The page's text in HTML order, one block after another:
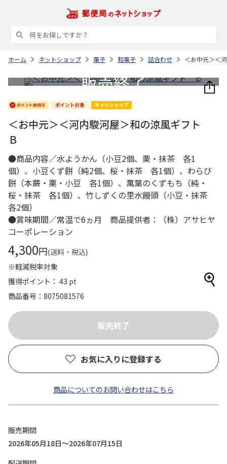
ホーム ネットショップ 菓子 和菓子 詰合わせ ＜お中元＞＜
＜お中元＞＜河内駿河屋＞和の涼風ギフト
Ｂ
●商品内容／水ようかん（小豆2個、栗・抹茶 各1
個）、小豆くず餅（純2個、桜・抹茶 各1個）、わらび
餅（本蕨・栗・小豆 各1個）、萬葉のくずもち（純・
桜・抹茶 各1個）、竹しずくの里水饅頭（小豆・抹茶
各2個）
●賞味期間／常温で6ヵ月 商品提供者：（株）アサヒヤ
コーポレーション
4,300円(送料・税込)
※軽減税率対象
獲得ポイント： 43 pt
商品番号
8075081576
お気に入りに登録する
商品についてのお問い合わせはこちら
販売期間
2026年05月18日～2026年07月15日